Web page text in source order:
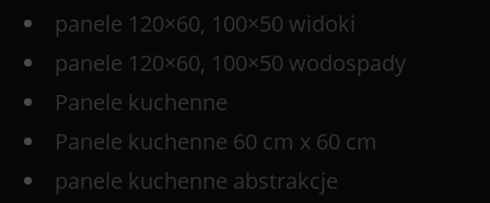
panele 120×60, 100×50 widoki
panele 120×60, 100×50 wodospady
Panele kuchenne
Panele kuchenne 60 cm x 60 cm
panele kuchenne abstrakcje